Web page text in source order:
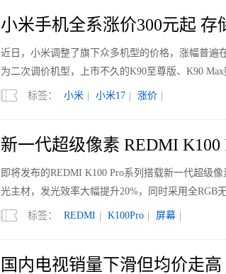
小米手机全系涨价300元起 存
近日，小米调整了旗下众多机型的价格，涨幅普遍
为二次调价机型，上市不久的K90至尊版、K90 Max
标签： 小米 小米17 涨价
新一代超级像素 REDMI K100
即将发布的REDMI K100 Pro系列搭载新一代超级
光主材，发光效率大幅提升20%，同时采用全RGB
标签： REDMI K100Pro 屏幕
国内电视销量下滑但均价走